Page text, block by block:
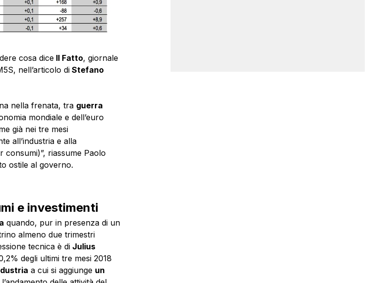
cosa diceIl Fatto, giornale
nell’articolo diStefano
nella frenata, tra guerra
mondiale e dell’euro
già nei tre mesi
all’industria e alla
riassume Paolo
ostile al governo.
e investimenti
quando, pur in presenza di un
almeno due trimestri
tecnica è diJulius
degli ultimi tre mesi 2018
a cui si aggiunge un